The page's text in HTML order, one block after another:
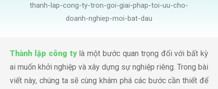
thanh-lap-cong-ty-tron-goi-giai-phap-toi-uu-cho-
doanh-nghiep-moi-bat-dau
Thành lập công tylà một bước quan trọng đối với bất kỳ
ai muốn khởi nghiệp và xây dựng sự nghiệp riêng. Trong bài
viết này, chúng ta sẽ cùng khám phá các bước cần thiết để